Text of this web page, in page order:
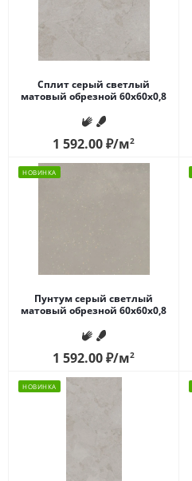
Сплит серый светлый
матовый обрезной 60x60x0,8
1 592.00₽/м2
НОВИНКА
Пунтум серый светлый
матовый обрезной 60x60x0,8
1 592.00₽/м2
НОВИНКА